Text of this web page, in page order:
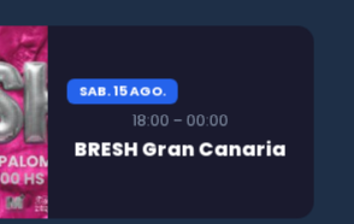
SAB. 15 AGO.
18:00 – 00:00
BRESH Gran Canaria